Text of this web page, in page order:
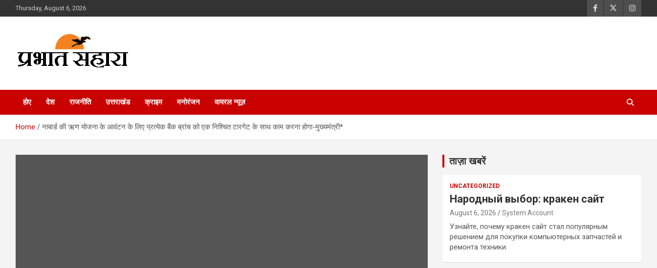
to
Thursday, August 6, 2026
Prabhat Sahara
होए देश राजनीति उत्तराखंड क्राइम मनोरंजन वायरल न्यूज़
Home नाबार्ड की ऋण योजना के आवंटन के लिए प्रत्येक बैंक ब्रांच को एक निश्चित टारगेट के साथ काम करना होगा-मुख्यमंत्री*
ताज़ा खबरें
UNCATEGORIZED
Народный выбор: кракен сайт
August 6, 2026 System Account
Узнайте, почему кракен сайт стал популярным
решением для покупки компьютерных запчастей и
ремонта техники.